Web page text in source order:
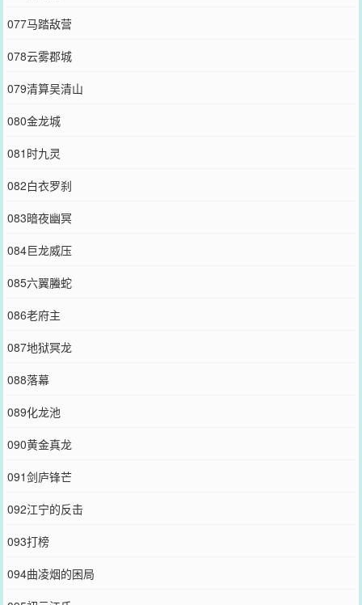
077马踏敌营
078云雾郡城
079清算吴清山
080金龙城
081时九灵
082白衣罗刹
083暗夜幽冥
084巨龙威压
085六翼螣蛇
086老府主
087地狱冥龙
088落幕
089化龙池
090黄金真龙
091剑庐锋芒
092江宁的反击
093打榜
094曲凌烟的困局